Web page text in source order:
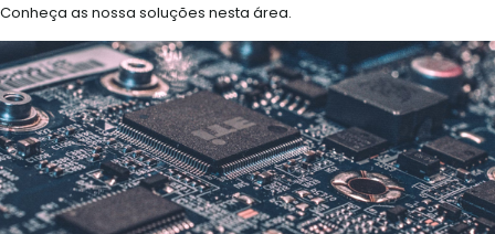
Conheça as nossa soluções nesta área.